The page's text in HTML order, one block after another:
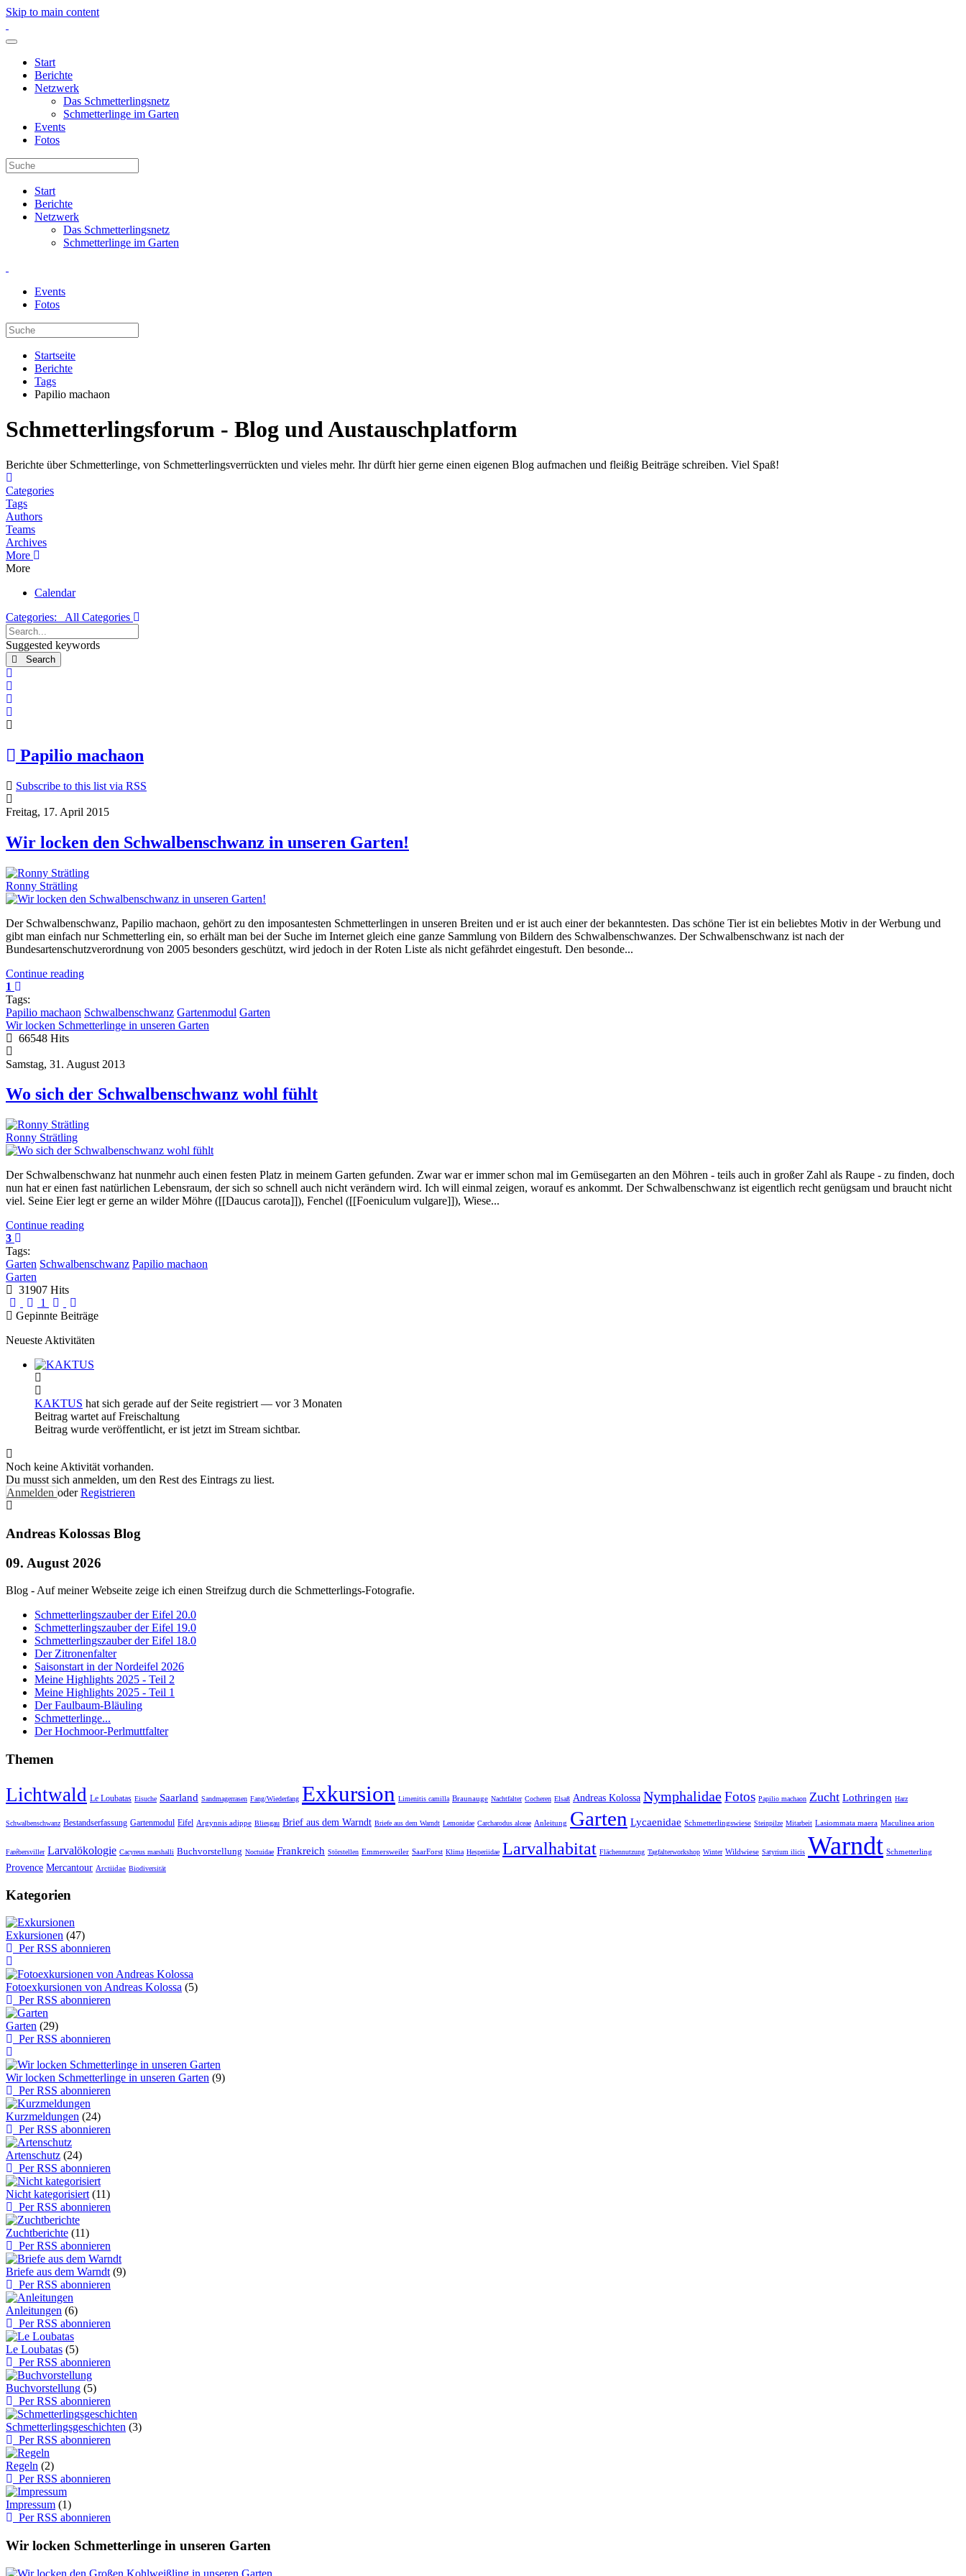
Skip to main content
Start
Berichte
Netzwerk
Das Schmetterlingsnetz
Schmetterlinge im Garten
Events
Fotos
Start
Berichte
Netzwerk
Das Schmetterlingsnetz
Schmetterlinge im Garten
Events
Fotos
Startseite
Berichte
Tags
Papilio machaon
Schmetterlingsforum - Blog und Austauschplatform
Berichte über Schmetterlinge, von Schmetterlingsverrückten und vieles mehr. Ihr dürft hier gerne einen eigenen Blog aufmachen und fleißig Beiträge schreiben. Viel Spaß!
Categories
Tags
Authors
Teams
Archives
More
More
Calendar
Categories:
All Categories
Search...
Suggested keywords
Search
Papilio machaon
Subscribe to this list via RSS
Freitag, 17. April 2015
Wir locken den Schwalbenschwanz in unseren Garten!
Ronny Strätling
Der Schwalbenschwanz, Papilio machaon, gehört zu den imposantesten Schmetterlingen in unseren Breiten und er ist auch einer der bekanntesten. Das schöne Tier ist ein beliebtes Motiv in der Werbung und
gibt man einfach nur Schmetterling ein, so erhält man bei der Suche im Internet gleich eine ganze Sammlung von Bildern des Schwalbenschwanzes. Der Schwalbenschwanz ist nach der
Bundesartenschutzverordnung von 2005 besonders geschützt, wird jedoch in der Roten Liste als nicht gefährdet eingestuft. Den besonde...
Continue reading
1
Tags:
Papilio machaon Schwalbenschwanz Gartenmodul Garten
Wir locken Schmetterlinge in unseren Garten
66548 Hits
Samstag, 31. August 2013
Wo sich der Schwalbenschwanz wohl fühlt
Ronny Strätling
Der Schwalbenschwanz hat nunmehr auch einen festen Platz in meinem Garten gefunden. Zwar war er immer schon mal im Gemüsegarten an den Möhren - teils auch in großer Zahl als Raupe - zu finden, doch
nun hat er einen fast natürlichen Lebensraum, der sich so schnell auch nicht verändern wird. Ich will einmal zeigen, worauf es ankommt. Der Schwalbenschwanz ist eigentlich recht genügsam und braucht nicht
viel. Seine Eier legt er gerne an wilder Möhre ([[Daucus carota]]), Fenchel ([[Foeniculum vulgare]]), Wiese...
Continue reading
3
Tags:
Garten Schwalbenschwanz Papilio machaon
Garten
31907 Hits
First Page
Previous Page
1 Next Page
Gepinnte Beiträge
Neueste Aktivitäten
KAKTUS hat sich gerade auf der Seite registriert — vor 3 Monaten
Beitrag wartet auf Freischaltung
Beitrag wurde veröffentlicht, er ist jetzt im Stream sichtbar.
Noch keine Aktivität vorhanden.
Du musst sich anmelden, um den Rest des Eintrags zu liest.
Anmelden oderRegistrieren
Andreas Kolossas Blog
09. August 2026
Blog - Auf meiner Webseite zeige ich einen Streifzug durch die Schmetterlings-Fotografie.
Schmetterlingszauber der Eifel 20.0
Schmetterlingszauber der Eifel 19.0
Schmetterlingszauber der Eifel 18.0
Der Zitronenfalter
Saisonstart in der Nordeifel 2026
Meine Highlights 2025 - Teil 2
Meine Highlights 2025 - Teil 1
Der Faulbaum-Bläuling
Schmetterlinge...
Der Hochmoor-Perlmuttfalter
Themen
Lichtwald Le Loubatas Eisuche Saarland Sandmagerrasen Fang/Wiederfang Exkursion Limenitis camilla Braunauge Nachtfalter Cocheren Elsaß Andreas Kolossa NymphalidaeFotos Papilio machaon Zucht Lothringen Harz
Schwalbenschwanz Bestandserfassung Gartenmodul Eifel Argynnis adippe Bliesgau Brief aus dem Warndt Briefe aus dem Warndt Lemonidae Carcharodus alceae Anleitung Garten Lycaenidae Schmetterlingswiese Steinpilze Mitarbeit Lasiommata maera Maculinea arion
Farébersviller Larvalökologie Cacyreus marshalli Buchvorstellung Noctuidae Frankreich Störstellen Emmersweiler SaarForst Klima Hesperiidae Larvalhabitat Flächennutzung Tagfalterworkshop Winter Wildwiese Satyrium ilicis Warndt Schmetterling
Provence Mercantour Arctiidae Biodiversität
Kategorien
Exkursionen (47)
Per RSS abonnieren
Fotoexkursionen von Andreas Kolossa (5)
Per RSS abonnieren
Garten (29)
Per RSS abonnieren
Wir locken Schmetterlinge in unseren Garten (9)
Per RSS abonnieren
Kurzmeldungen (24)
Per RSS abonnieren
Artenschutz (24)
Per RSS abonnieren
Nicht kategorisiert (11)
Per RSS abonnieren
Zuchtberichte (11)
Per RSS abonnieren
Briefe aus dem Warndt (9)
Per RSS abonnieren
Anleitungen (6)
Per RSS abonnieren
Le Loubatas (5)
Per RSS abonnieren
Buchvorstellung (5)
Per RSS abonnieren
Schmetterlingsgeschichten (3)
Per RSS abonnieren
Regeln (2)
Per RSS abonnieren
Impressum (1)
Per RSS abonnieren
Wir locken Schmetterlinge in unseren Garten